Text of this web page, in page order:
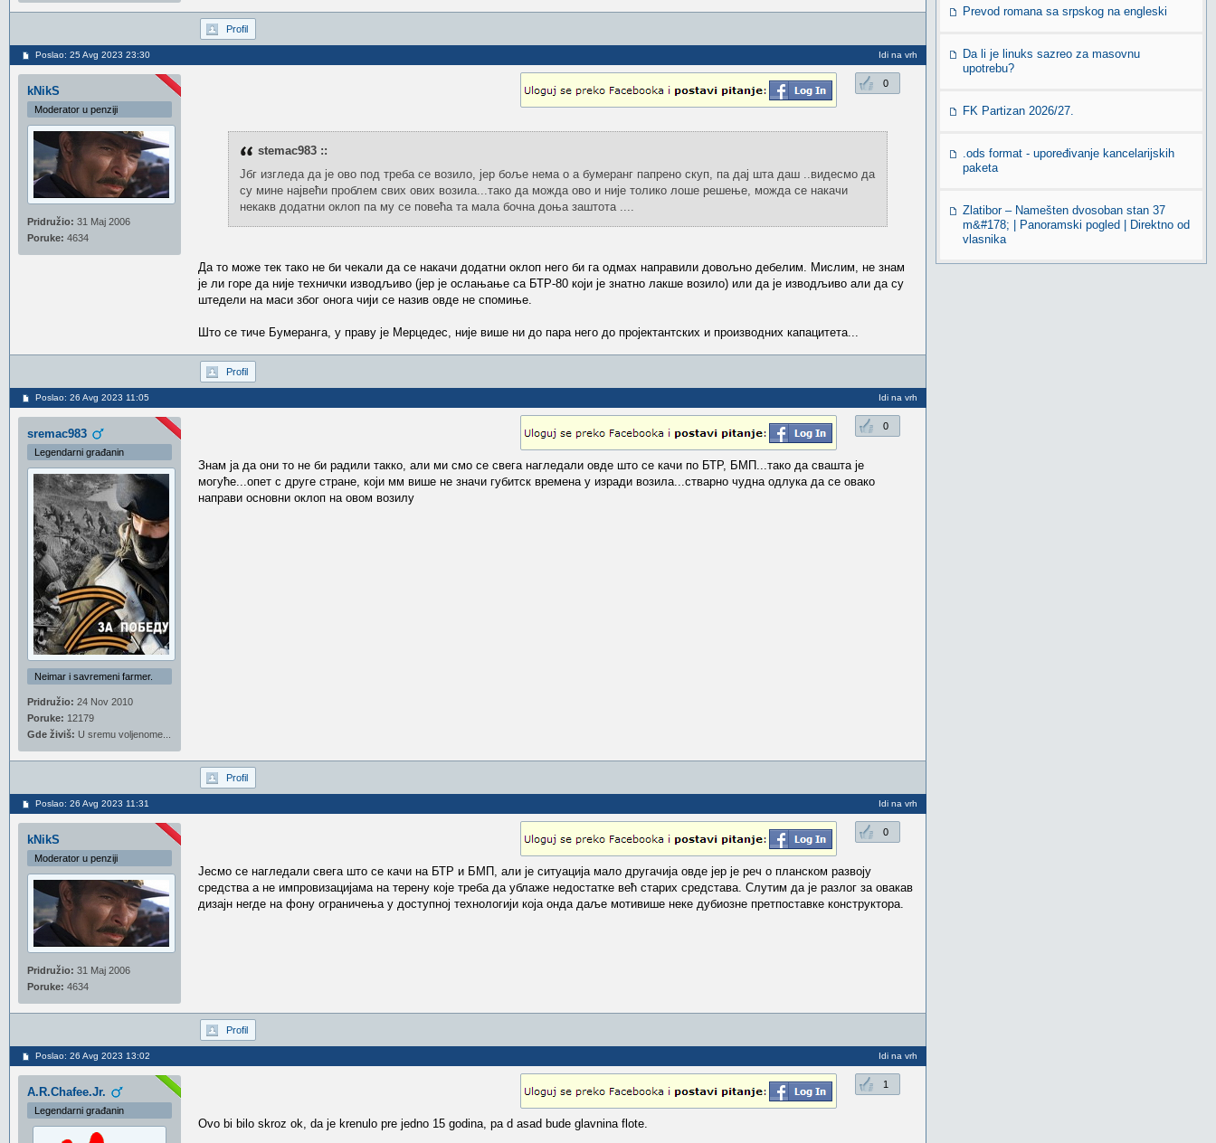
Profil
Poslao: 25 Avg 2023 23:30 Idi na vrh
kNikS
Moderator u penziji
Pridružio: 31 Maj 2006
Poruke: 4634
0
stemac983 ::
Јбг изгледа да је ово под треба се возило, јер боље нема о а бумеранг папрено скуп, па дај шта даш ..видесмо да
су мине највећи проблем свих ових возила...тако да можда ово и није толико лоше решење, можда се накачи
некакв додатни оклоп па му се повећа та мала бочна доња заштота ....
Да то може тек тако не би чекали да се накачи додатни оклоп него би га одмах направили довољно дебелим. Мислим, не знам
је ли горе да није технички изводљиво (јер је ослањање са БТР-80 који је знатно лакше возило) или да је изводљиво али да су
штедели на маси због онога чији се назив овде не спомиње.
Што се тиче Бумеранга, у праву је Мерцедес, није више ни до пара него до пројектантских и производних капацитета...
Profil
Poslao: 26 Avg 2023 11:05 Idi na vrh
sremac983
Legendarni građanin
Neimar i savremeni farmer.
Pridružio: 24 Nov 2010
Poruke: 12179
Gde živiš: U sremu voljenome...
0
Знам ја да они то не би радили такко, али ми смо се свега нагледали овде што се качи по БТР, БМП...тако да свашта је
могуће...опет с друге стране, који мм више не значи губитск времена у изради возила...стварно чудна одлука да се овако
направи основни оклоп на овом возилу
Profil
Poslao: 26 Avg 2023 11:31 Idi na vrh
kNikS
Moderator u penziji
Pridružio: 31 Maj 2006
Poruke: 4634
0
Јесмо се нагледали свега што се качи на БТР и БМП, али је ситуација мало другачија овде јер је реч о планском развоју
средства а не импровизацијама на терену које треба да ублаже недостатке већ старих средстава. Слутим да је разлог за овакав
дизајн негде на фону ограничења у доступној технологији која онда даље мотивише неке дубиозне претпоставке конструктора.
Profil
Poslao: 26 Avg 2023 13:02 Idi na vrh
A.R.Chafee.Jr.
Legendarni građanin
1
Ovo bi bilo skroz ok, da je krenulo pre jedno 15 godina, pa d asad bude glavnina flote.
Prevod romana sa srpskog na engleski
Da li je linuks sazreo za masovnu
upotrebu?
FK Partizan 2026/27.
.ods format - upoređivanje kancelarijskih
paketa
Zlatibor – Namešten dvosoban stan 37
m&#178; | Panoramski pogled | Direktno od
vlasnika